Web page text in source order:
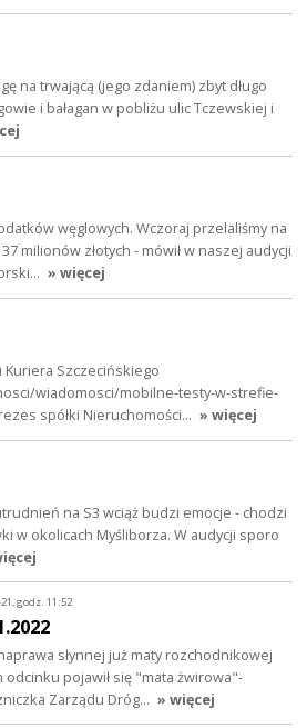
na trwającą (jego zdaniem) zbyt długo
i bałagan w pobliżu ulic Tczewskiej i
węglowych. Wczoraj przelaliśmy na
milionów złotych - mówił w naszej audycji
» więcej
Szczecińskiego
wiadomosci/mobilne-testy-w-strefie-
spółki Nieruchomości… » więcej
na S3 wciąż budzi emocje - chodzi
w okolicach Myśliborza. W audycji sporo
godz. 11:52
słynnej już maty rozchodnikowej
odcinku pojawił się "mata żwirowa"-
Zarządu Dróg… » więcej